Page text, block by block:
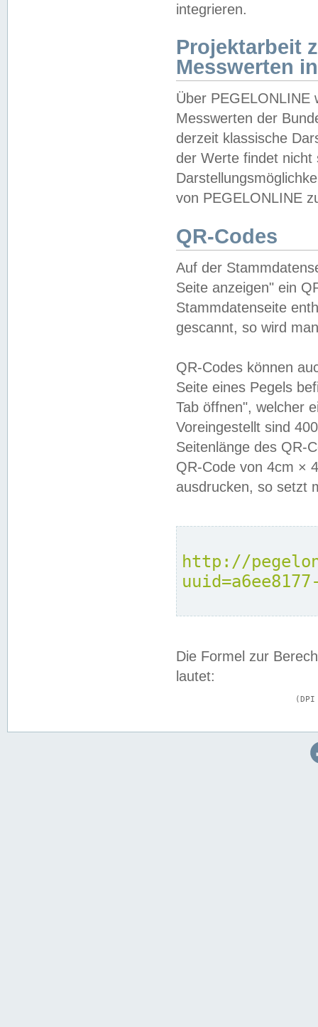
integrieren.
Projektarbeit
Messwerten
Über PEGELONLINE
Messwerten der
derzeit klassische
der Werte findet
von PEGELONLINE
QR-Codes
Auf der
Seite anzeigen" ein
Stammdatenseite
gescannt, so wird
QR-Codes können
Seite eines Pegels
Tab öffnen", welcher
Voreingestellt sind
Seitenlänge des QR-
QR-Code von 4cm ×
ausdrucken, so setzt
http://
Die Formel zur
lautet: